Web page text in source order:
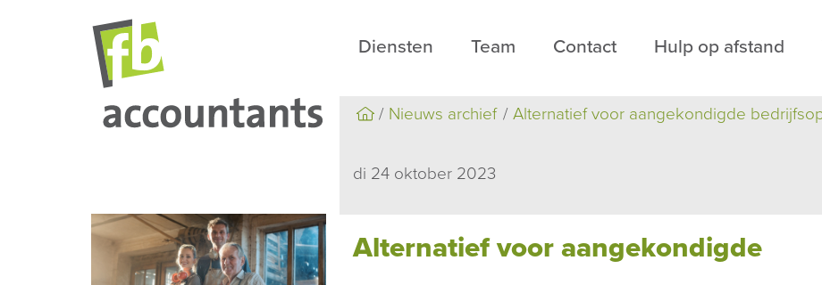
Diensten Team Contact Hulp op afstand
Nieuws archief Alternatief voor aangekondigde
di 24 oktober 2023
Alternatief voor aangekondigde